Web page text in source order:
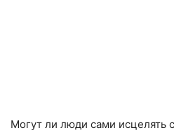
Могут ли люди сами исцелять